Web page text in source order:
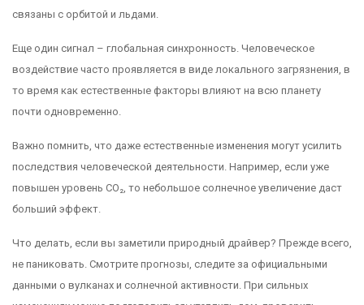
связаны с орбитой и льдами.
Еще один сигнал – глобальная синхронность. Человеческое
воздействие часто проявляется в виде локального загрязнения, в
то время как естественные факторы влияют на всю планету
почти одновременно.
Важно помнить, что даже естественные изменения могут усилить
последствия человеческой деятельности. Например, если уже
повышен уровень CO₂, то небольшое солнечное увеличение даст
больший эффект.
Что делать, если вы заметили природный драйвер? Прежде всего,
не паниковать. Смотрите прогнозы, следите за официальными
данными о вулканах и солнечной активности. При сильных